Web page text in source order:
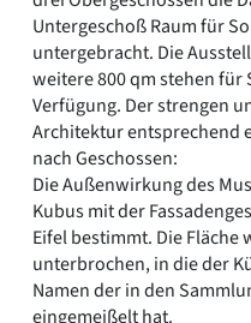
Untergeschoß Raum für
untergebracht. Die
weitere 800 qm stehen
Verfügung. Der strengen
Architektur entsprechend
nach Geschossen:
Die Außenwirkung des
Kubus mit der
Eifel bestimmt. Die
unterbrochen, in die der
Namen der in den
eingemeißelt hat.